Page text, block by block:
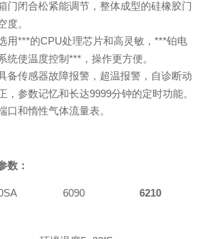
门闭合松紧能调节，整体成型的硅橡胶门
度。
用***的CPU处理芯片和高灵敏，***铂电
统使温度控制***，操作更方便。
备传感器故障报警，超温报警，自诊断动
，参数记忆和长达9999分钟的定时功能。
口和惰性气体流量表。
数：
6090 6210